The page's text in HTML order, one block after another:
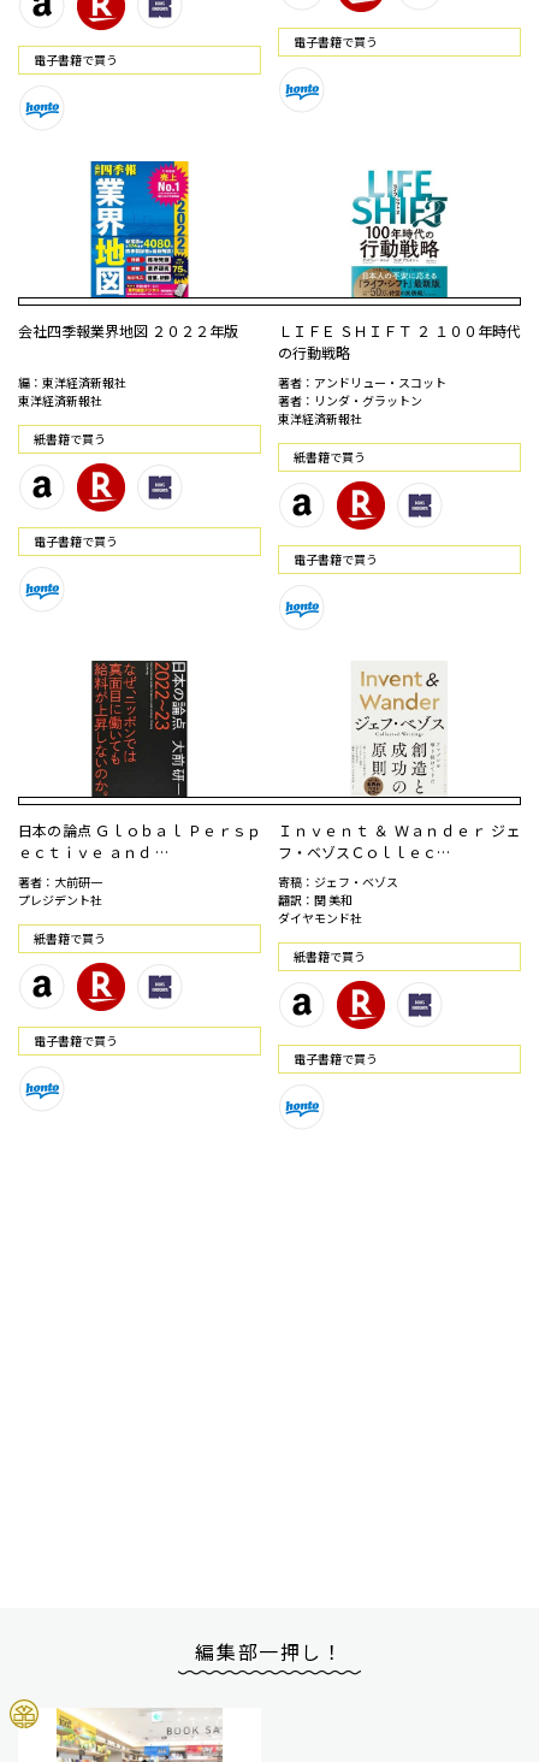
電⼦書籍で買う
電⼦書籍で買う
会社四季報業界地図 ２０２２年版
編：東洋経済新報社
東洋経済新報社
紙書籍で買う
電⼦書籍で買う
ＬＩＦＥ ＳＨＩＦＴ ２ １００年時代
の行動戦略
著者：アンドリュー・スコット
著者：リンダ・グラットン
東洋経済新報社
紙書籍で買う
電⼦書籍で買う
日本の論点 Ｇｌｏｂａｌ Ｐｅｒｓｐ
ｅｃｔｉｖｅ ａｎｄ …
著者：大前研一
プレジデント社
紙書籍で買う
電⼦書籍で買う
Ｉｎｖｅｎｔ ＆ Ｗａｎｄｅｒ ジェ
フ・ベゾスＣｏｌｌｅｃ…
寄稿：ジェフ・ベゾス
翻訳：関 美和
ダイヤモンド社
紙書籍で買う
電⼦書籍で買う
編集部一押し！